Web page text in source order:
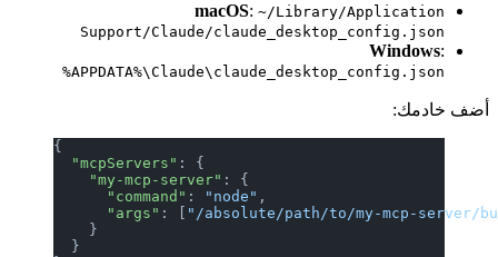
macOS :~/Library/Application
Support/Claude/claude_desktop_config.json
Windows
%APPDATA%\Claude\claude_desktop_config.json
أضف خادمك:
  "mcpServers"
: {
    "my-mcp-server"
: {
      "command"
: "node"
      "args"
: [ "/absolute/path/to/my-mcp-
    }
  }